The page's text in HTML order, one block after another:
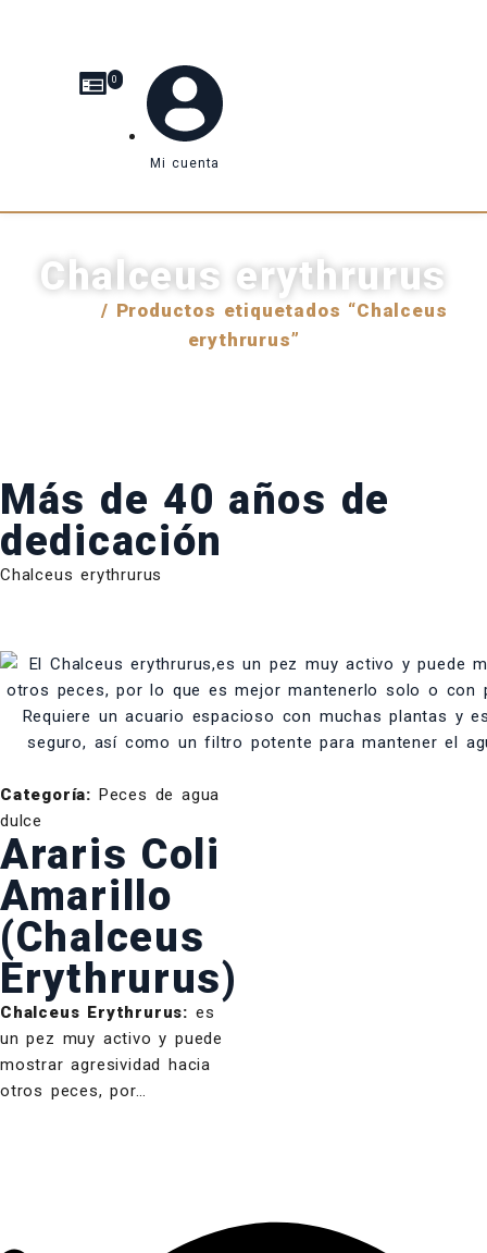
0
Mi cuenta
Chalceus erythrurus
/ Productos etiquetados “Chalceus
erythrurus”
Más de 40 años de
dedicación
Chalceus erythrurus
Categoría: Peces de agua
dulce
Araris Coli
Amarillo
(Chalceus
Erythrurus)
Chalceus Erythrurus: es
un pez muy activo y puede
mostrar agresividad hacia
otros peces, por…